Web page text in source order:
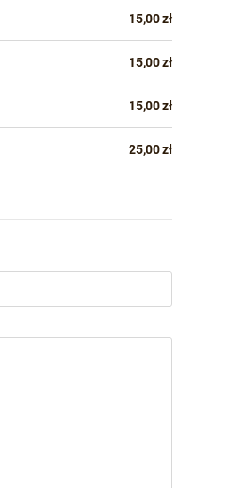
15,00 zł
15,00 zł
15,00 zł
25,00 zł